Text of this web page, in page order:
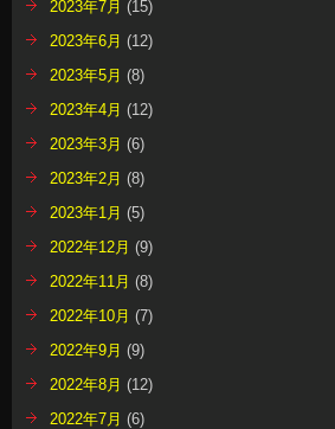
2023年7月 (15)
2023年6月 (12)
2023年5月 (8)
2023年4月 (12)
2023年3月 (6)
2023年2月 (8)
2023年1月 (5)
2022年12月 (9)
2022年11月 (8)
2022年10月 (7)
2022年9月 (9)
2022年8月 (12)
2022年7月 (6)